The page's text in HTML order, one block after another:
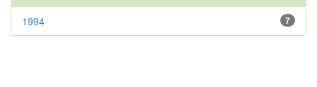
7
1994